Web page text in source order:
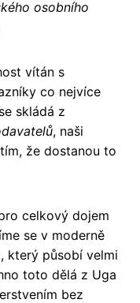
osobního
vítán s
co nejvíce
skládá z
, naši
že dostanou to
celkový dojem
se v moderně
který působí velmi
toto dělá z Uga
bez